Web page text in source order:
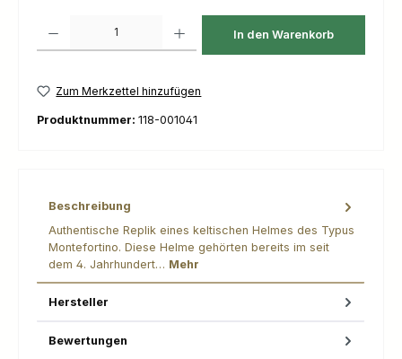
In den Warenkorb
Zum Merkzettel hinzufügen
Produktnummer: 118-001041
Beschreibung
Authentische Replik eines keltischen Helmes des Typus
Montefortino. Diese Helme gehörten bereits im seit
dem 4. Jahrhundert… Mehr
Hersteller
Bewertungen